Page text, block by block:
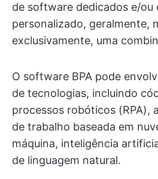
de software dedicados e/ou
personalizado, geralmente,
exclusivamente, uma
O software BPA pode
de tecnologias, incluindo
processos robóticos (RPA),
de trabalho baseada em
máquina, inteligência
de linguagem natural.